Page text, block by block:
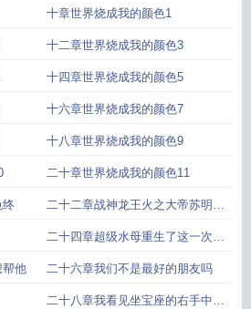
十章世界烧成我的颜色1
十二章世界烧成我的颜色3
十四章世界烧成我的颜色5
十六章世界烧成我的颜色7
十八章世界烧成我的颜色9
二十章世界烧成我的颜色11
终 二十二章战神龙王火之大帝苏明安
回归爽剧开场
二十四章超级水母重生了这一次我
要夺回属于我的一切
帮他 二十六章我们不是最好的朋友吗
二十八章我看见坐宝座的右手中有